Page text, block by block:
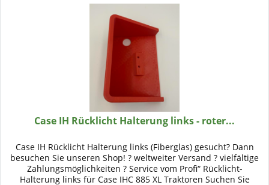
Case IH Rücklicht Halterung links - roter...
Case IH Rücklicht Halterung links (Fiberglas) gesucht? Dann
besuchen Sie unseren Shop! ? weltweiter Versand ? vielfältige
Zahlungsmöglichkeiten ? Service vom Profi“ Rücklicht-
Halterung links für Case IHC 885 XL Traktoren Suchen Sie